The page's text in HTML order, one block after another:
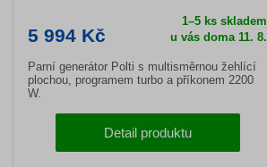
5 994 Kč
1–5 ks skladem
u vás doma 11. 8.
Parní generátor Polti s multisměrnou žehlící
plochou, programem turbo a příkonem 2200
W.
Detail produktu